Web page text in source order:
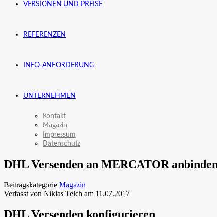
VERSIONEN UND PREISE
REFERENZEN
INFO-ANFORDERUNG
UNTERNEHMEN
Kontakt
Magazin
Impressum
Datenschutz
DHL Versenden an MERCATOR
Beitragskategorie Magazin
Verfasst von Niklas Teich am 11.07.2017
DHL Versenden konfigurieren